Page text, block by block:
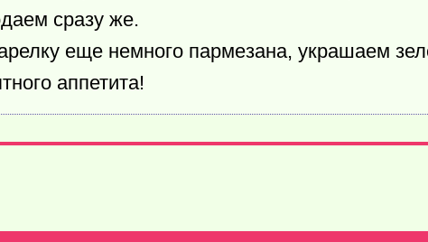
сразу же.
еще немного пармезана, украшаем
аппетита!